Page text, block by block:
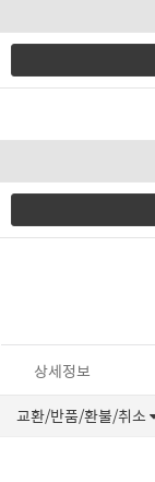
상세정보
교환/반품/환불/취소